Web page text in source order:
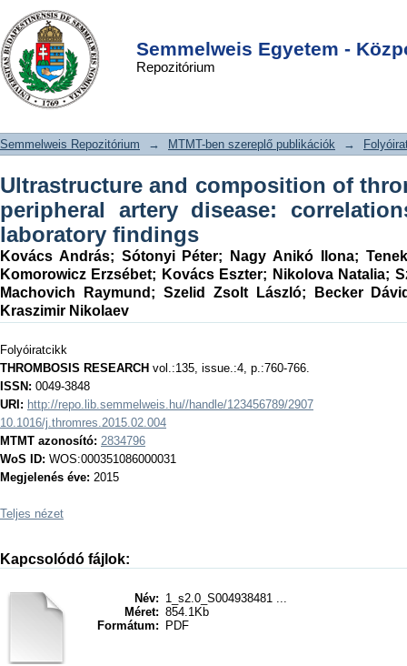
Semmelweis Egyetem -
Repozitórium
Ultrastructure and composition of
thrombi in coronary and peripheral
artery disease: correlations with
clinical and laboratory findings
DSpace/Manakin Repository
Semmelweis Repozitórium → MTMT-ben szereplő publikációk →
Ultrastructure and composition of
peripheral artery disease:
laboratory findings
Kovács András; Sótonyi Péter; Nagy Anikó Ilona;
Komorowicz Erzsébet; Kovács Eszter; Nikolova Natalia;
Machovich Raymund ; Szelid Zsolt László;
Becker
Kraszimir Nikolaev
Folyóiratcikk
THROMBOSIS RESEARCH vol.:135, issue.:4, p.:760-766.
ISSN: 0049-3848
URI: http://repo.lib.semmelweis.hu//handle/123456789/2907
10.1016/j.thromres.2015.02.004
MTMT azonosító: 2834796
WoS ID: WOS:000351086000031
Megjelenés éve: 2015
Teljes nézet
Kapcsolódó fájlok:
Név: 1_s2.0_S004938481 ...
Méret: 854.1Kb
Formátum:
PDF